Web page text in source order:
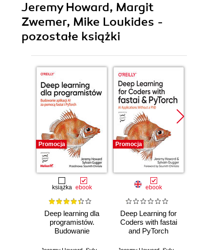
Jeremy Howard, Margit
Zwemer, Mike Loukides -
pozostałe książki
Promocja
książka ebook
Deep learning dla
programistów.
Budowanie
pomocą fastai i
Promocja
ebook
Deep Learning for
Coders with fastai
and PyTorch